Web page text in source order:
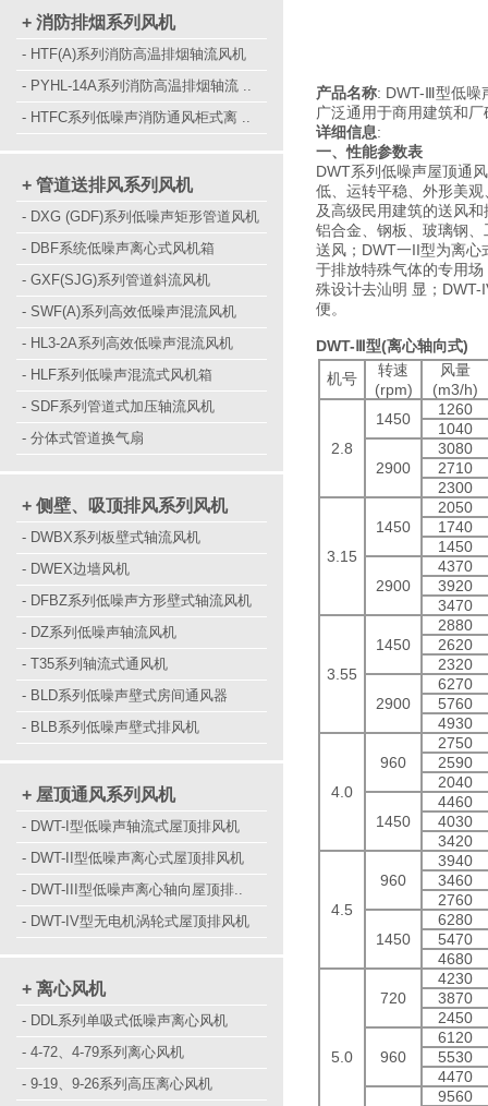
+ 消防排烟系列风机
- HTF(A)系列消防高温排烟轴流风机
- PYHL-14A系列消防高温排烟轴流 ..
- HTFC系列低噪声消防通风柜式离 ..
+ 管道送排风系列风机
- DXG (GDF)系列低噪声矩形管道风机
- DBF系统低噪声离心式风机箱
- GXF(SJG)系列管道斜流风机
- SWF(A)系列高效低噪声混流风机
- HL3-2A系列高效低噪声混流风机
- HLF系列低噪声混流式风机箱
- SDF系列管道式加压轴流风机
- 分体式管道换气扇
+ 侧壁、吸顶排风系列风机
- DWBX系列板壁式轴流风机
- DWEX边墙风机
- DFBZ系列低噪声方形壁式轴流风机
- DZ系列低噪声轴流风机
- T35系列轴流式通风机
- BLD系列低噪声壁式房间通风器
- BLB系列低噪声壁式排风机
+ 屋顶通风系列风机
- DWT-I型低噪声轴流式屋顶排风机
- DWT-II型低噪声离心式屋顶排风机
- DWT-III型低噪声离心轴向屋顶排..
- DWT-IV型无电机涡轮式屋顶排风机
+ 离心风机
- DDL系列单吸式低噪声离心风机
- 4-72、4-79系列离心风机
- 9-19、9-26系列高压离心风机
产品名称: DWT-Ⅲ型低噪
广泛通用于商用建筑和
详细信息:
一、性能参数表
DWT系列低噪声屋顶通
低、运转平稳、外形美
及高级民用建筑的送风
铝合金、钢板、玻璃钢
送风；DWT一II型为离
于排放特殊气体的专用
殊设计去汕明 显；
便。
DWT-Ⅲ型(离心轴向式)
机号
转速
(rpm)
风量
(m3/h)
2.8
1450
1260
1040
2900
3080
2710
2300
3.15
1450
2050
1740
1450
2900
4370
3920
3470
3.55
1450
2880
2620
2320
2900
6270
5760
4930
4.0
960
2750
2590
2040
1450
4460
4030
3420
4.5
960
3940
3460
2760
1450
6280
5470
4680
5.0
720
4230
3870
2450
960
6120
5530
4470
9560